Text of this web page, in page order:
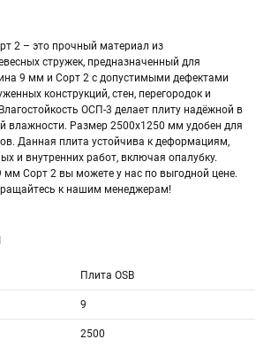
2 – это прочный материал из
стружек, предназначенный для
9 мм и Сорт 2 с допустимыми дефектами
конструкций, стен, перегородок и
ОСП-3 делает плиту надёжной в
влажности. Размер 2500х1250 мм удобен для
Данная плита устойчива к деформациям,
и внутренних работ, включая опалубку.
мм Сорт 2 вы можете у нас по выгодной цене.
к нашим менеджерам!
Плита OSB
9
2500